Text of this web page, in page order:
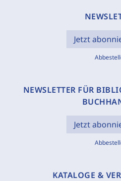
Jetzt
NEWSLETTER FÜR
Jetzt
KATALOGE &